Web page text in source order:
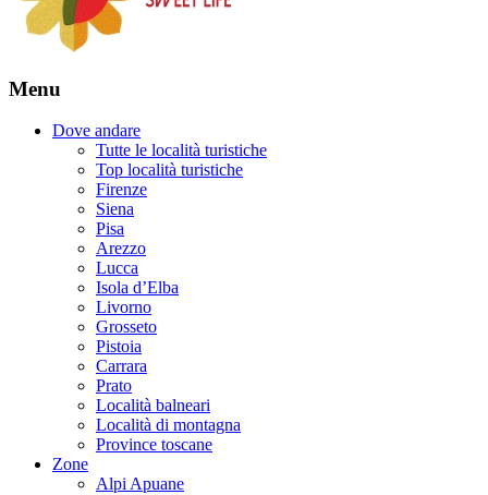
Menu
Dove andare
Tutte le località turistiche
Top località turistiche
Firenze
Siena
Pisa
Arezzo
Lucca
Isola d’Elba
Livorno
Grosseto
Pistoia
Carrara
Prato
Località balneari
Località di montagna
Province toscane
Zone
Alpi Apuane